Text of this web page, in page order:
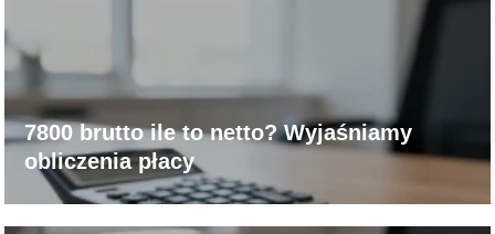
7800 brutto ile to netto? Wyjaśniamy
obliczenia płacy